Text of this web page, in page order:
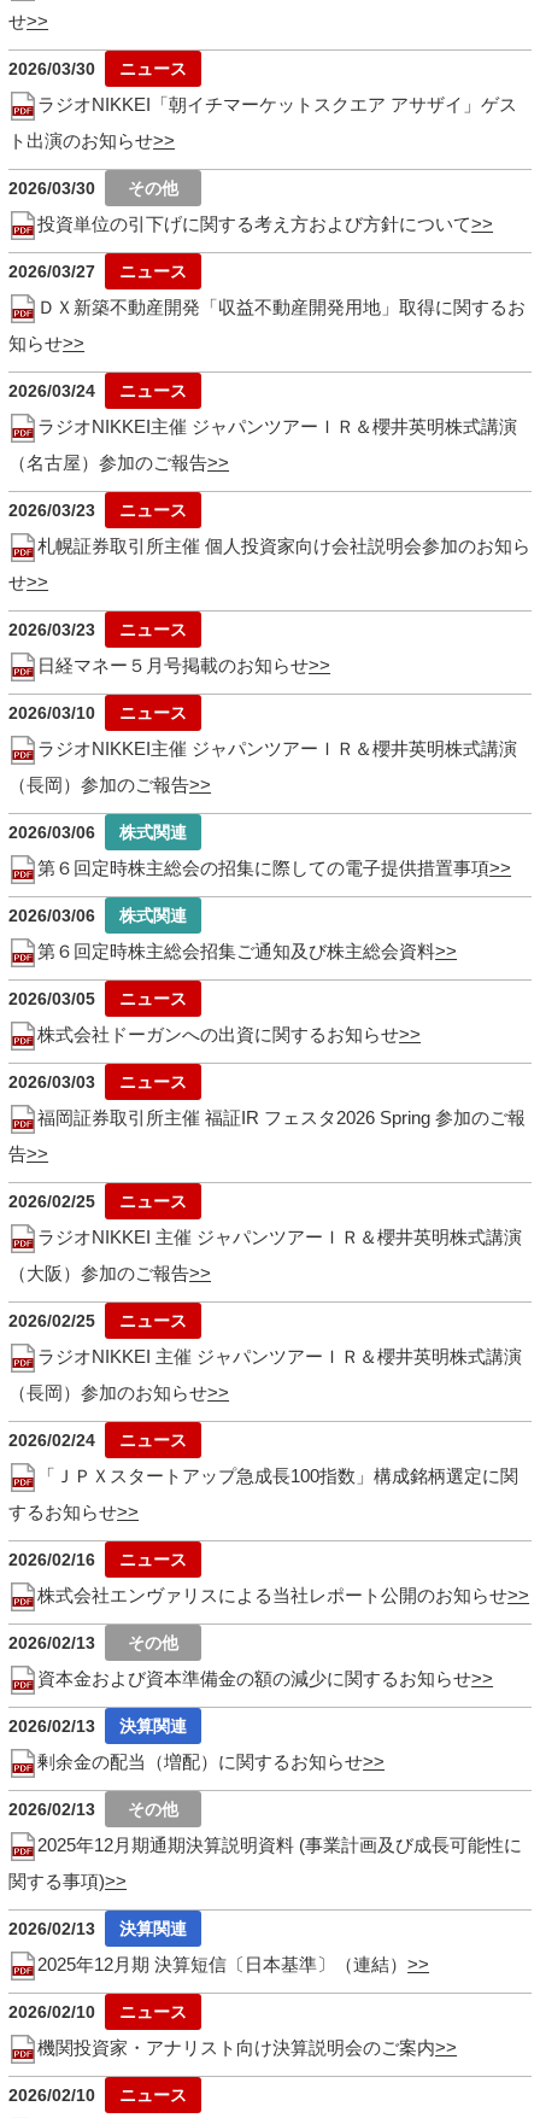
せ
2026/03/30
ラジオNIKKEI「朝イチマーケットスクエア アサザイ」ゲス
ト出演のお知らせ
2026/03/30
投資単位の引下げに関する考え方および方針について
2026/03/27
ＤＸ新築不動産開発「収益不動産開発用地」取得に関するお
知らせ
2026/03/24
ラジオNIKKEI主催 ジャパンツアーＩＲ＆櫻井英明株式講演
（名古屋）参加のご報告
2026/03/23
札幌証券取引所主催 個人投資家向け会社説明会参加のお知ら
せ
2026/03/23
日経マネー５月号掲載のお知らせ
2026/03/10
ラジオNIKKEI主催 ジャパンツアーＩＲ＆櫻井英明株式講演
（長岡）参加のご報告
2026/03/06
第６回定時株主総会の招集に際しての電子提供措置事項
2026/03/06
第６回定時株主総会招集ご通知及び株主総会資料
2026/03/05
株式会社ドーガンへの出資に関するお知らせ
2026/03/03
福岡証券取引所主催 福証IR フェスタ2026 Spring 参加のご報
告
2026/02/25
ラジオNIKKEI 主催 ジャパンツアーＩＲ＆櫻井英明株式講演
（大阪）参加のご報告
2026/02/25
ラジオNIKKEI 主催 ジャパンツアーＩＲ＆櫻井英明株式講演
（長岡）参加のお知らせ
2026/02/24
「ＪＰＸスタートアップ急成長100指数」構成銘柄選定に関
するお知らせ
2026/02/16
株式会社エンヴァリスによる当社レポート公開のお知らせ
2026/02/13
資本金および資本準備金の額の減少に関するお知らせ
2026/02/13
剰余金の配当（増配）に関するお知らせ
2026/02/13
2025年12月期通期決算説明資料 (事業計画及び成長可能性に
関する事項)
2026/02/13
2025年12月期 決算短信〔日本基準〕（連結）
2026/02/10
機関投資家・アナリスト向け決算説明会のご案内
2026/02/10